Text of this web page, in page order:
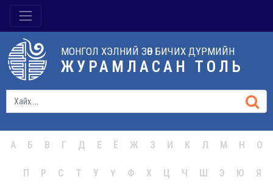
МОНГОЛ ХЭЛНИЙ ЗӨВ БИЧИХ ДҮРМИЙН
ЖУРАМЛАСАН ТОЛЬ
А Б В Г Д Е Ё Ж З И К Л М Н О
П Р С Т У Ү Ф Х Ц Ч Ш Э Ю Я